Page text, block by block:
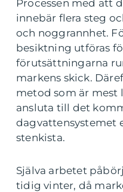
Processen med att
innebär flera steg
och noggrannhet.
besiktning utföras
förutsättningarna
markens skick.
metod som är
ansluta till det
dagvattensystemet
stenkista.
Själva arbetet
tidig vinter, då